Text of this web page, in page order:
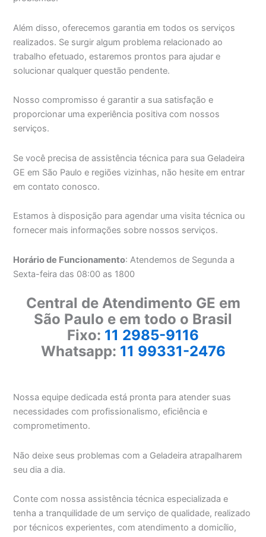
Além disso, oferecemos garantia em todos os serviços
realizados. Se surgir algum problema relacionado ao
trabalho efetuado, estaremos prontos para ajudar e
solucionar qualquer questão pendente.
Nosso compromisso é garantir a sua satisfação e
proporcionar uma experiência positiva com nossos
serviços.
Se você precisa de assistência técnica para sua Geladeira
GE em São Paulo e regiões vizinhas, não hesite em entrar
em contato conosco.
Estamos à disposição para agendar uma visita técnica ou
fornecer mais informações sobre nossos serviços.
Horário de Funcionamento: Atendemos de Segunda a
Sexta-feira das 08:00 as 1800
Central de Atendimento GE em
São Paulo e em todo o Brasil
Fixo: 11 2985-9116
Whatsapp: 11 99331-2476
Nossa equipe dedicada está pronta para atender suas
necessidades com profissionalismo, eficiência e
comprometimento.
Não deixe seus problemas com a Geladeira atrapalharem
seu dia a dia.
Conte com nossa assistência técnica especializada e
tenha a tranquilidade de um serviço de qualidade, realizado
por técnicos experientes, com atendimento a domicílio,